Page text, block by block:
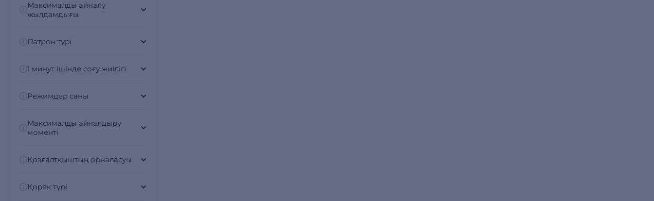
Максималды айналу
жылдамдығы
Патрон түрі
1 минут ішінде соғу жиілігі
Режимдер саны
Максималды айналдыру
моменті
Қозғалтқыштың орналасуы
Қорек түрі